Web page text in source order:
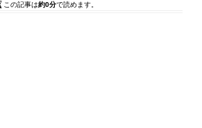
この記事は約0分で読めます。